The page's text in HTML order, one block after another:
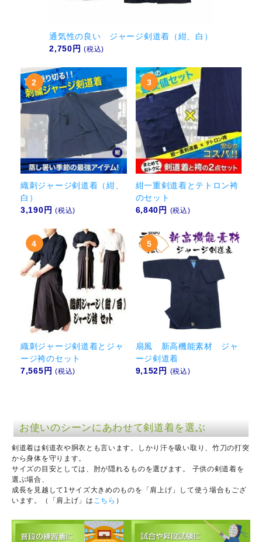
通気性の良い ジャージ剣道着（紺、白）
2,750円 (税込)
織刺ジャージ剣道着（紺、
白）
3,190円 (税込)
紺一重剣道着とテトロン袴
のセット
6,840円 (税込)
織刺ジャージ剣道着とジャ
ージ袴のセット
7,565円 (税込)
扇風 新高機能素材 ジャ
ージ剣道着
9,152円 (税込)
お使いのシーンにあわせて剣道着を選ぶ
剣道着は剣道衣や胴衣とも言います。しかり汗を吸い取り、竹刀の打突
から身体を守ります。
サイズの目安としては、肘が隠れるものを選びます。 子供の剣道着を
選ぶ場合、
成長を見越して1サイズ大きめのものを「肩上げ」して使う場合もござ
います。（「肩上げ」は こちら ）